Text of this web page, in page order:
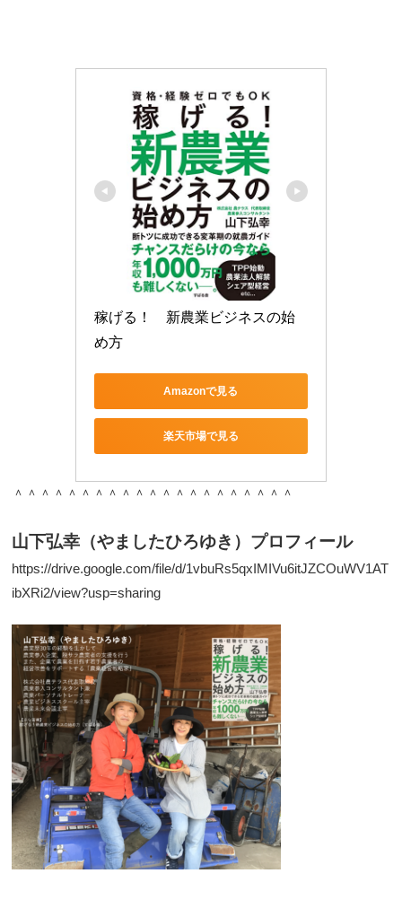
稼げる！　新農業ビジネスの始
め方
Amazonで見る
楽天市場で見る
＾＾＾＾＾＾＾＾＾＾＾＾＾＾＾＾＾＾＾＾＾
山下弘幸（やましたひろゆき）プロフィール
https://drive.google.com/file/d/1vbuRs5qxIMIVu6itJZCOuWV1AT
ibXRi2/view?usp=sharing